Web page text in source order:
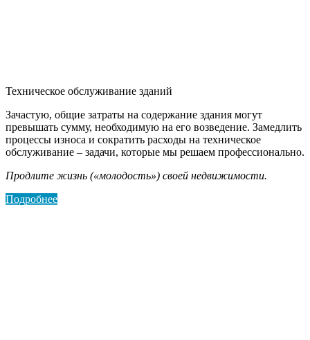
Техническое обслуживание зданий
Зачастую, общие затраты на содержание здания могут
превышать сумму, необходимую на его возведение. Замедлить
процессы износа и сократить расходы на техническое
обслуживание – задачи, которые мы решаем профессионально.
Продлите жизнь («молодость») своей недвижимости.
Подробнее